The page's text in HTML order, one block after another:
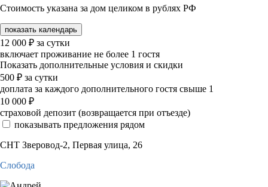
Стоимость указана за дом целиком в рублях РФ
показать календарь
12 000 ₽ за сутки
включает проживание не более 1 гостя
Показать дополнительные условия и скидки
500 ₽ за сутки
доплата за каждого дополнительного гостя свыше 1
10 000 ₽
страховой депозит (возвращается при отъезде)
показывать предложения рядом
СНТ Зверовод-2, Первая улица, 26
Слобода